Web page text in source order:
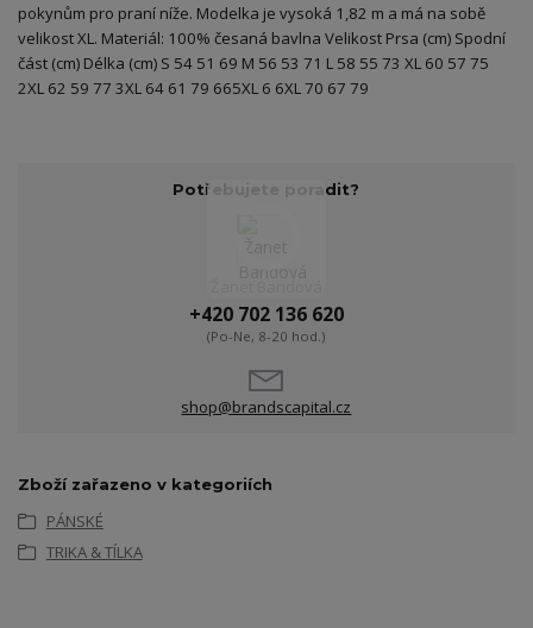
pokynům pro praní níže. Modelka je vysoká 1,82 m a má na sobě
velikost XL. Materiál: 100% česaná bavlna Velikost Prsa (cm) Spodní
část (cm) Délka (cm) S 54 51 69 M 56 53 71 L 58 55 73 XL 60 57 75
2XL 62 59 77 3XL 64 61 79 665XL 6 6XL 70 67 79
Potřebujete poradit?
+420 702 136 620
(Po-Ne, 8-20 hod.)
shop@brandscapital.cz
Zboží zařazeno v kategoriích
PÁNSKÉ
TRIKA & TÍLKA